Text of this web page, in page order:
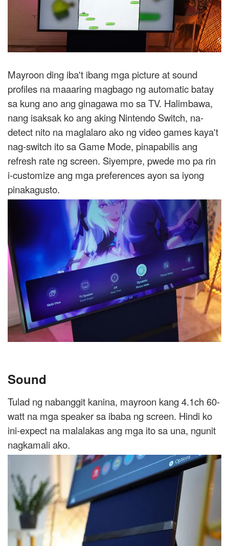
Mayroon ding iba't ibang mga picture at sound
profiles na maaaring magbago ng automatic batay
sa kung ano ang ginagawa mo sa TV. Halimbawa,
nang isaksak ko ang aking Nintendo Switch, na-
detect nito na maglalaro ako ng video games kaya't
nag-switch ito sa Game Mode, pinapabilis ang
refresh rate ng screen. Siyempre, pwede mo pa rin
i-customize ang mga preferences ayon sa iyong
pinakagusto.
Sound
Tulad ng nabanggit kanina, mayroon kang 4.1ch 60-
watt na mga speaker sa ibaba ng screen. Hindi ko
ini-expect na malalakas ang mga ito sa una, ngunit
nagkamali ako.